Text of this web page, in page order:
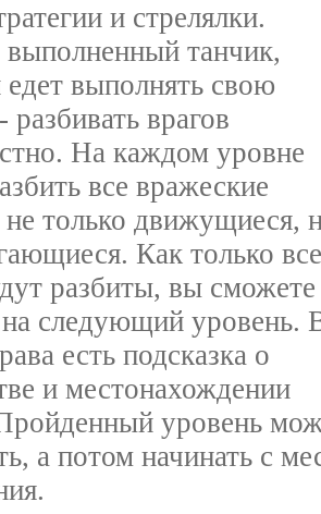
и стрелялки.
танчик,
выполнять свою
врагов
На каждом уровне
все вражеские
только движущиеся,
Как только все
разбиты, вы сможете
на следующий уровень.
есть подсказка о
и местонахождении
уровень
а потом начинать с